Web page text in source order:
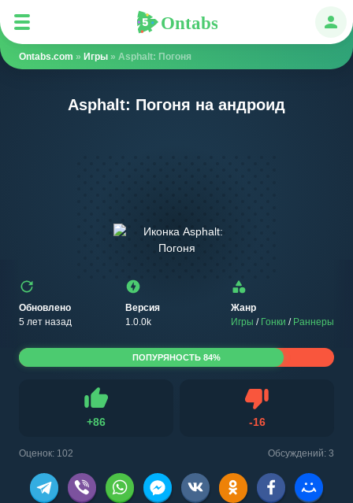
Ontabs
Ontabs.com » Игры » Asphalt: Погоня
Asphalt: Погоня на андроид
Обновлено
5 лет назад
Версия
1.0.0k
Жанр
Игры / Гонки / Раннеры
+86
Нравится
-16Не нравится
Оценок: 102 Обсуждений: 3
ПОПУРЯНОСТЬ 84%